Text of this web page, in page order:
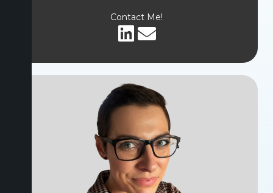
Contact Me!